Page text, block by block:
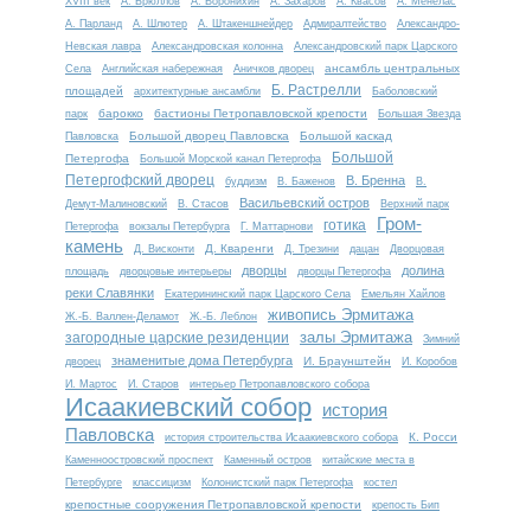
А. Парланд
А. Шлютер А. Штакеншнейдер Адмиралтейство
Александро-
Невская лавра
Александровская колонна
Александровский парк Царского
Села
Английская набережная Аничков дворец
ансамбль центральных
площадей
архитектурные ансамбли Б. Растрелли
Баболовский
парк
барокко бастионы Петропавловской крепости
Большая Звезда
Павловска
Большой дворец Павловска
Большой каскад
Петергофа
Большой Морской канал Петергофа
Большой
Петергофский дворец
буддизм В. Баженов В. Бренна
В.
Демут-Малиновский
В. Стасов Васильевский остров
Верхний парк
Петергофа
вокзалы Петербурга Г. Маттарнови готика
Гром-
камень
Д. Висконти Д. Кваренги Д. Трезини дацан
Дворцовая
площадь
дворцовые интерьеры дворцы дворцы Петергофа
долина
реки Славянки
Екатерининский парк Царского Села
Емельян Хайлов
Ж.-Б. Валлен-Деламот
Ж.-Б. Леблон живопись Эрмитажа
загородные царские резиденции залы Эрмитажа
Зимний
дворец
знаменитые дома Петербурга И. Браунштейн
И. Коробов
И. Мартос
И. Старов интерьер Петропавловского собора
Исаакиевский собор история
Павловска
история строительства Исаакиевского собора К. Росси
Каменноостровский проспект Каменный остров
китайские места в
Петербурге
классицизм Колонистский парк Петергофа костел
крепостные сооружения Петропавловской крепости
крепость Бип